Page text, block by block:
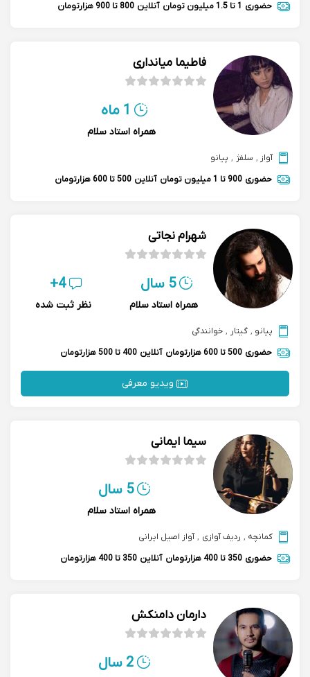
حضوری 1 تا 1.5 میلیون تومان آنلاین 800 تا 900 هزارتومان
فاطیما میانداری
1 ماه
همراه استاد سلام
آواز , سلفژ , پیانو
حضوری 900 تا 1 میلیون تومان آنلاین 500 تا 600 هزارتومان
شهرام نجاتی
5 سال
همراه استاد سلام
4+
نظر ثبت شده
پیانو , گیتار , خوانندگی
حضوری 500 تا 600 هزارتومان آنلاین 400 تا 500 هزارتومان
ویدیو معرفی
سیما ایمانی
5 سال
همراه استاد سلام
کمانچه , ردیف آوازی , آواز اصیل ایرانی
حضوری 350 تا 400 هزارتومان آنلاین 350 تا 400 هزارتومان
دارمان دامنکش
2 سال